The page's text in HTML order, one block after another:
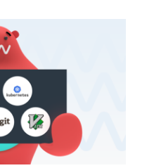
Git,